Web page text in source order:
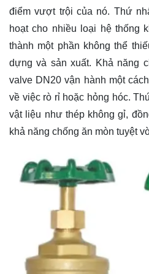
điểm vượt trội của nó. Thứ
hoạt cho nhiều loại hệ thống
thành một phần không thể
dựng và sản xuất. Khả năng
valve DN20 vận hành một
về việc rò rỉ hoặc hỏng hóc.
vật liệu như thép không gỉ,
khả năng chống ăn mòn tuyệt